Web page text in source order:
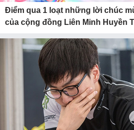
Điểm qua 1 loạt những lời chúc
của cộng đồng Liên Minh Huyền